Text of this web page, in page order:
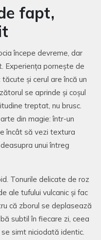
fapt,
începe devreme, dar
Experiența pornește de
și cerul are încă un
se aprinde și coșul
treptat, nu brusc.
din magie: într-un
încât să vezi textura
unui întreg
Tonurile delicate de roz
ale tufului vulcanic și fac
că zborul se deplasează
subtil în fiecare zi, ceea
simt niciodată identic.